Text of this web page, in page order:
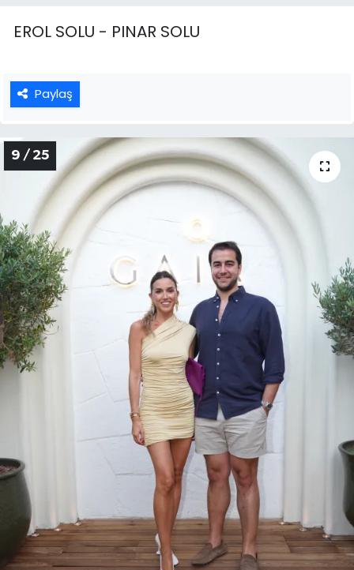
EROL SOLU - PINAR SOLU
Paylaş
9 / 25